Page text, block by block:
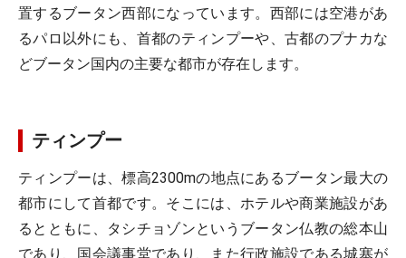
置するブータン西部になっています。西部には空港があ
るパロ以外にも、首都のティンプーや、古都のプナカな
どブータン国内の主要な都市が存在します。
ティンプー
ティンプーは、標高2300mの地点にあるブータン最大の
都市にして首都です。そこには、ホテルや商業施設があ
るとともに、タシチョゾンというブータン仏教の総本山
であり、国会議事堂であり、また行政施設である城塞が